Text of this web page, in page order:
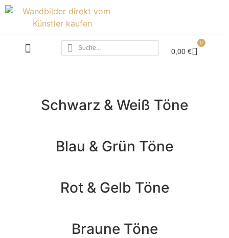
0,00 €
0
Schwarz & Weiß Töne
Blau & Grün Töne
Rot & Gelb Töne
Braune Töne